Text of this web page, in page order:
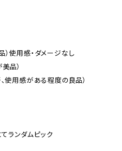
）使用感・ダメージなし
品）
使用感がある程度の良品）
てランダムピック